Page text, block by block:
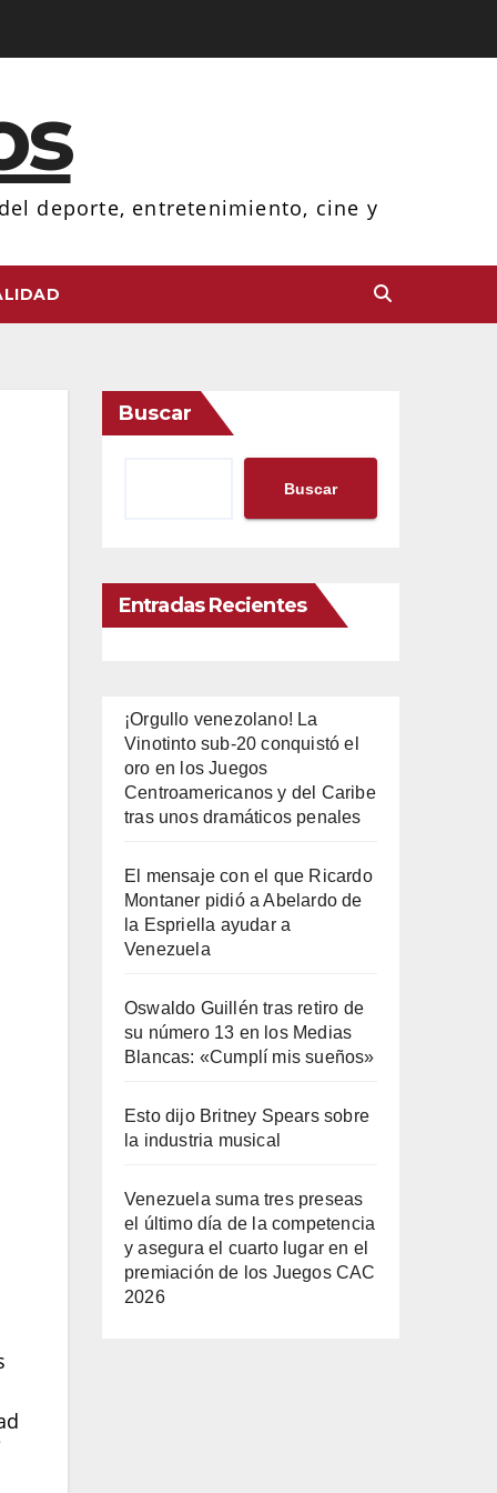
deporte, entretenimiento, cine y
Buscar
Buscar
Entradas Recientes
¡Orgullo venezolano! La
Vinotinto sub-20 conquistó el
oro en los Juegos
Centroamericanos y del Caribe
tras unos dramáticos penales
El mensaje con el que Ricardo
Montaner pidió a Abelardo de
la Espriella ayudar a
Venezuela
Oswaldo Guillén tras retiro de
su número 13 en los Medias
Blancas: «Cumplí mis sueños»
Esto dijo Britney Spears sobre
la industria musical
Venezuela suma tres preseas
el último día de la competencia
y asegura el cuarto lugar en el
premiación de los Juegos CAC
2026